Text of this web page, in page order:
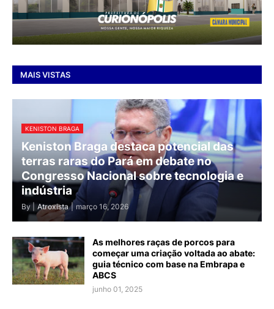
MAIS VISTAS
KENISTON BRAGA
Keniston Braga destaca potencial das
terras raras do Pará em debate no
Congresso Nacional sobre tecnologia e
indústria
By | Atroxista | março 16, 2026
As melhores raças de porcos para
começar uma criação voltada ao abate:
guia técnico com base na Embrapa e
ABCS
junho 01, 2025